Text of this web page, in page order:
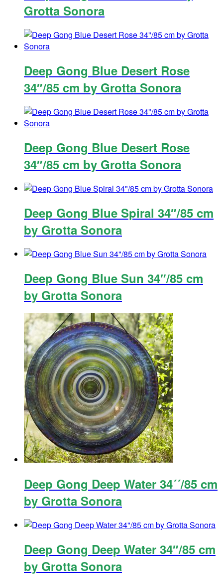
Grotta Sonora
Deep Gong Blue Desert Rose
34″/85 cm by Grotta Sonora
Deep Gong Blue Desert Rose
34″/85 cm by Grotta Sonora
Deep Gong Blue Spiral 34″/85 cm
by Grotta Sonora
Deep Gong Blue Sun 34″/85 cm
by Grotta Sonora
Deep Gong Deep Water 34´´/85 cm
by Grotta Sonora
Deep Gong Deep Water 34″/85 cm
by Grotta Sonora